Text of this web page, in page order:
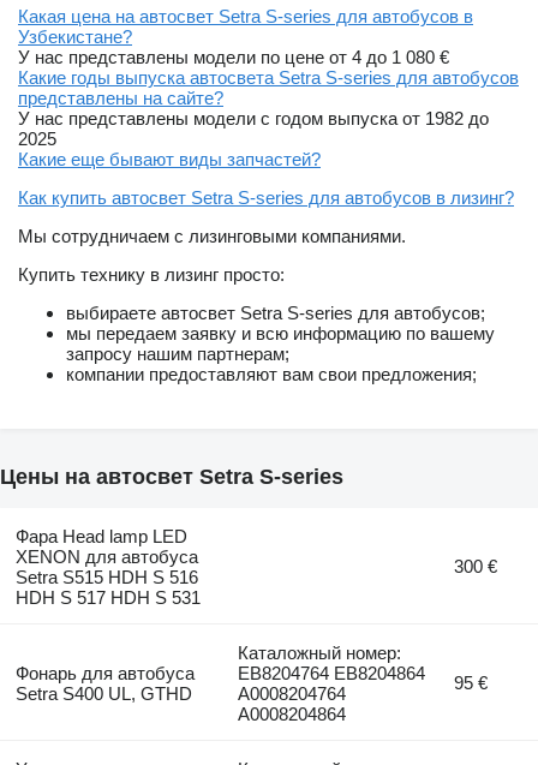
Какая цена на автосвет Setra S-series для автобусов в
Узбекистане?
У нас представлены модели по цене от 4 до 1 080 €
Какие годы выпуска автосвета Setra S-series для автобусов
представлены на сайте?
У нас представлены модели с годом выпуска от 1982 до
2025
Какие еще бывают виды запчастей?
Как купить автосвет Setra S-series для автобусов в лизинг?
Мы сотрудничаем с лизинговыми компаниями.
Купить технику в лизинг просто:
выбираете автосвет Setra S-series для автобусов;
мы передаем заявку и всю информацию по вашему
запросу нашим партнерам;
компании предоставляют вам свои предложения;
Цены на автосвет Setra S-series
Фара Head lamp LED
XENON для автобуса
Setra S515 HDH S 516
HDH S 517 HDH S 531
300 €
Фонарь для автобуса
Setra S400 UL, GTHD
Каталожный номер:
EB8204764 EB8204864
A0008204764
A0008204864
95 €